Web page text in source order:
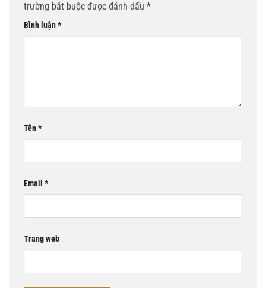
trường bắt buộc được đánh dấu *
Bình luận*
Tên*
Email *
Trang web